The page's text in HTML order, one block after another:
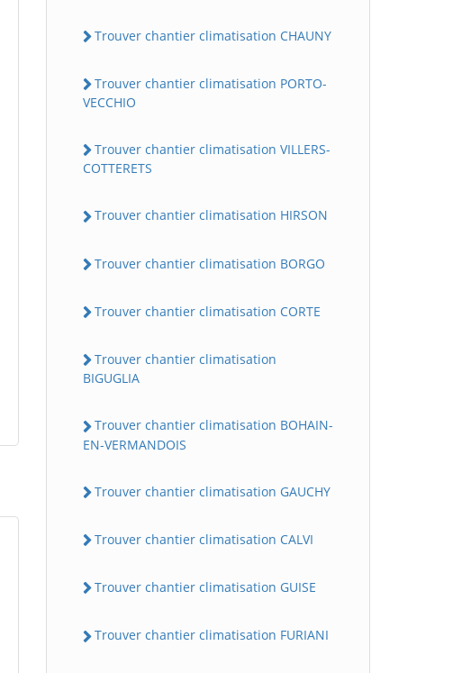
Trouver chantier climatisation CHAUNY
Trouver chantier climatisation PORTO-
VECCHIO
Trouver chantier climatisation VILLERS-
COTTERETS
Trouver chantier climatisation HIRSON
Trouver chantier climatisation BORGO
Trouver chantier climatisation CORTE
Trouver chantier climatisation
BIGUGLIA
Trouver chantier climatisation BOHAIN-
EN-VERMANDOIS
Trouver chantier climatisation GAUCHY
Trouver chantier climatisation CALVI
Trouver chantier climatisation GUISE
Trouver chantier climatisation FURIANI